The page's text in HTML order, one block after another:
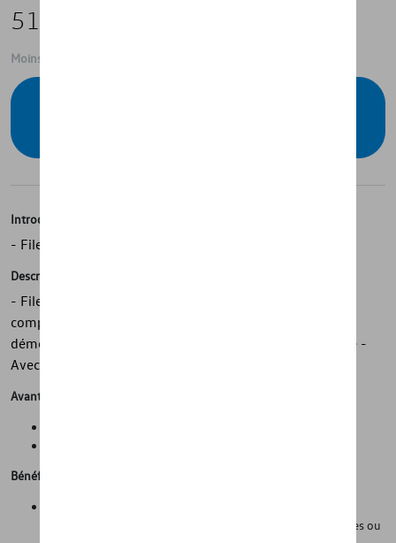
515,00 €
Moins de 5 pcs disponibles.
Introduction
- Filet de séparation Volkswagen d'origine
Description
- Filet de séparation Volkswagen d'origine - Sépare les
compartiments bagages et passagers - Montage et
démontage rapides et sans effort - Fabriqué sur mesure -
Avec instructions de montage détaillées
Avantages
Bénéfices
bagages de se salir lorsqu'on transporte des objets humides ou